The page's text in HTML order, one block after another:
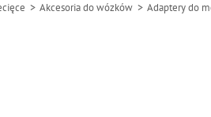
Akcesoria do wózków Adaptery do